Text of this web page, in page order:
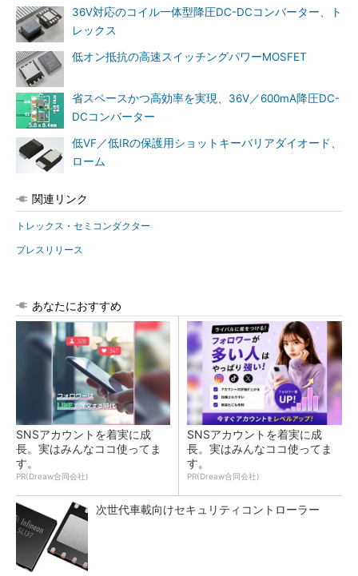
36V対応のコイル一体型降圧DC-DCコンバーター、ト
レックス
低オン抵抗の高速スイッチングパワーMOSFET
省スペースかつ高効率を実現、36V／600mA降圧DC-
DCコンバーター
低VF／低IRの保護用ショットキーバリアダイオード、
ローム
関連リンク
トレックス・セミコンダクター
プレスリリース
あなたにおすすめ
SNSアカウントを着実に成
長。実はみんなココ使ってま
す。
PR(Dreaw合同会社)
SNSアカウントを着実に成
長。実はみんなココ使ってま
す。
PR(Dreaw合同会社)
次世代車載向けセキュリティコントローラー